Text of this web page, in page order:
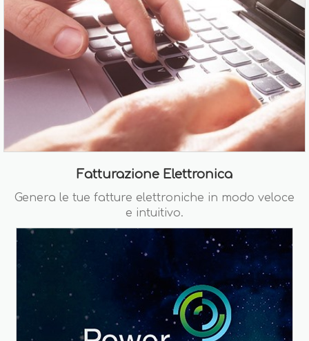
Fatturazione Elettronica
Genera le tue fatture elettroniche in modo veloce
e intuitivo.